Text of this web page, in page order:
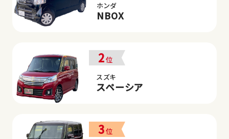
ホンダ
NBOX
2位
スズキ
スペーシア
3位